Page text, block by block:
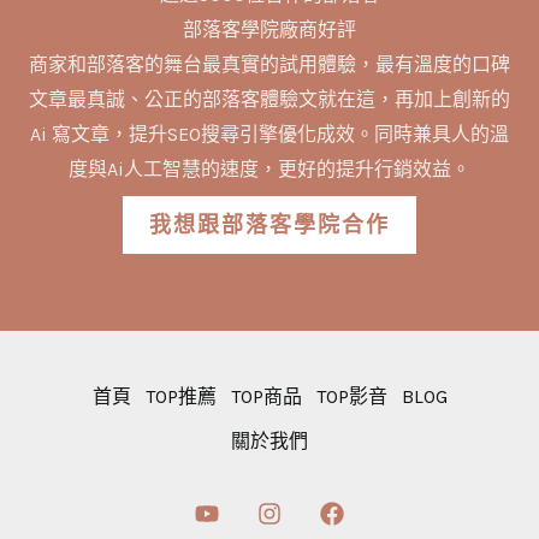
部落客學院廠商好評
商家和部落客的舞台最真實的試用體驗，最有溫度的口碑
文章最真誠、公正的部落客體驗文就在這，再加上創新的
Ai 寫文章，提升SEO搜尋引擎優化成效。同時兼具人的溫
度與Ai人工智慧的速度，更好的提升行銷效益。
我想跟部落客學院合作
首頁 TOP推薦 TOP商品 TOP影音
BLOG
關於我們